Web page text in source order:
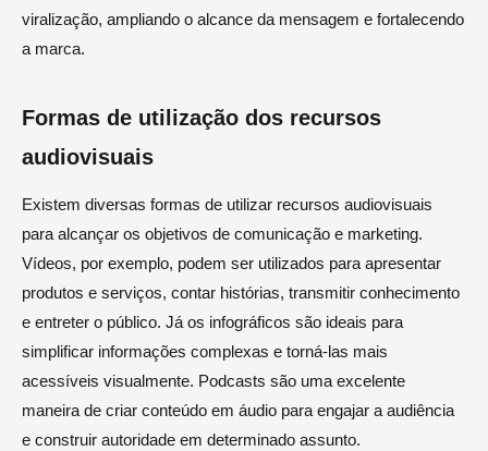
viralização, ampliando o alcance da mensagem e fortalecendo
a marca.
Formas de utilização dos recursos
audiovisuais
Existem diversas formas de utilizar recursos audiovisuais
para alcançar os objetivos de comunicação e marketing.
Vídeos, por exemplo, podem ser utilizados para apresentar
produtos e serviços, contar histórias, transmitir conhecimento
e entreter o público. Já os infográficos são ideais para
simplificar informações complexas e torná-las mais
acessíveis visualmente. Podcasts são uma excelente
maneira de criar conteúdo em áudio para engajar a audiência
e construir autoridade em determinado assunto.